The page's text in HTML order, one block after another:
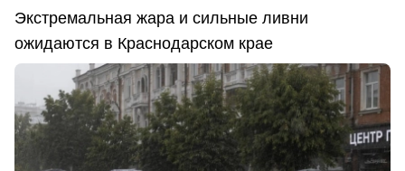
Экстремальная жара и сильные ливни
ожидаются в Краснодарском крае